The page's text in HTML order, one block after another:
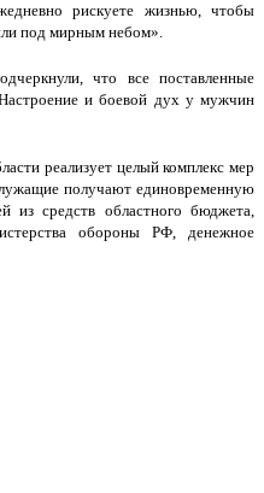
рискуете жизнью, чтобы
под мирным небом».
что все поставленные
и боевой дух у мужчин
реализует целый комплекс мер
получают единовременную
из средств областного бюджета,
обороны РФ, денежное